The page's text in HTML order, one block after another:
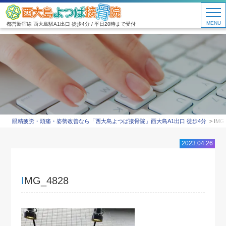
都営新宿線 西大島駅A1出口 徒歩4分 / 平日20時まで受付 MENU
眼精疲労・頭痛・姿勢改善なら「西大島よつば接骨院」西大島A1出口 徒歩4分
2023.04.26
IMG_4828